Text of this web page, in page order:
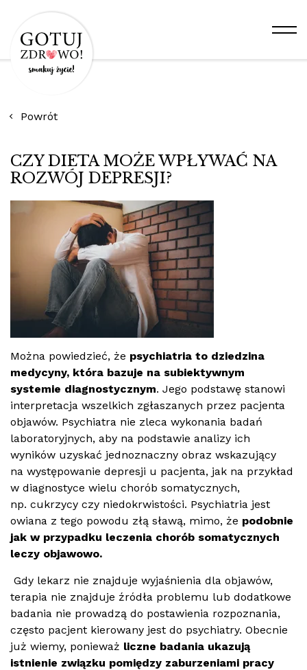
Powrót
CZY DIETA MOŻE WPŁYWAĆ NA
ROZWÓJ DEPRESJI?
Można powiedzieć, że psychiatria to dziedzina
medycyny, która bazuje na subiektywnym
systemie diagnostycznym. Jego podstawę stanowi
interpretacja wszelkich zgłaszanych przez pacjenta
objawów. Psychiatra nie zleca wykonania badań
laboratoryjnych, aby na podstawie analizy ich
wyników uzyskać jednoznaczny obraz wskazujący
na występowanie depresji u pacjenta, jak na przykład
w diagnostyce wielu chorób somatycznych,
np. cukrzycy czy niedokrwistości. Psychiatria jest
owiana z tego powodu złą sławą, mimo, że podobnie
jak w przypadku leczenia chorób somatycznych
leczy objawowo.
Gdy lekarz nie znajduje wyjaśnienia dla objawów,
terapia nie znajduje źródła problemu lub dodatkowe
badania nie prowadzą do postawienia rozpoznania,
często pacjent kierowany jest do psychiatry. Obecnie
już wiemy, ponieważ liczne badania ukazują
istnienie związku pomiędzy zaburzeniami pracy